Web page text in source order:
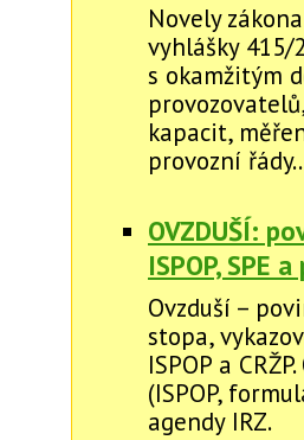
Novely
vyhlášky 415/
s okamžitým
kapacit,
provozní
OVZDUŠÍ:
ISPOP, SPE
Ovzduší –
stopa,
ISPOP a
(ISPOP,
agendy IRZ.